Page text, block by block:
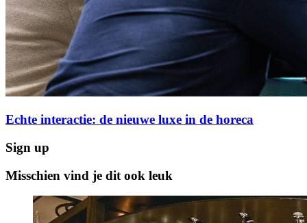
Echte interactie: de nieuwe luxe in de horeca
Sign up
Misschien vind je dit ook leuk